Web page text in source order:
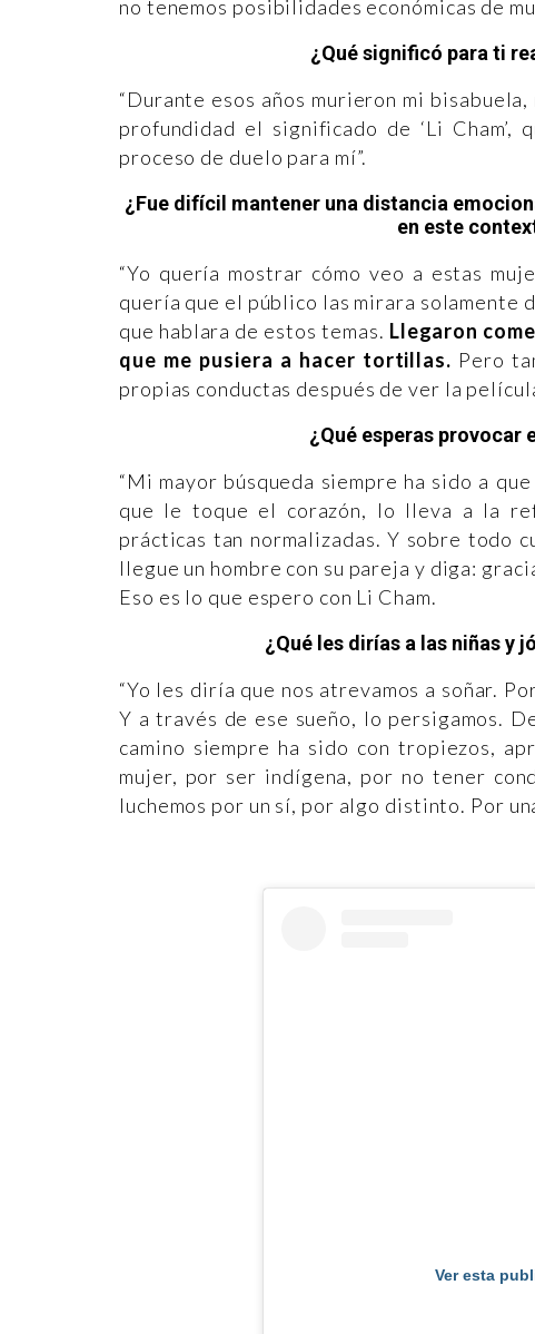
no tenemos posibilidades económicas de
¿Qué significó para ti
“Durante esos años murieron mi
profundidad el significado de ‘Li
proceso de duelo para mí”.
¿Fue difícil mantener una distancia
en este
“Yo quería mostrar cómo veo a estas
quería que el público las mirara solamente
que hablara de estos temas. Llegaron
que me pusiera a hacer tortillas. Pero
propias conductas después de ver la
¿Qué esperas provocar
“Mi mayor búsqueda siempre ha sido a
que le toque el corazón, lo lleva a la
prácticas tan normalizadas. Y sobre todo
llegue un hombre con su pareja y diga:
Eso es lo que espero con Li Cham.
¿Qué les dirías a las niñas y
“Yo les diría que nos atrevamos a soñar.
Y a través de ese sueño, lo persigamos.
camino siempre ha sido con tropiezos,
mujer, por ser indígena, por no tener
luchemos por un sí, por algo distinto. Por
Ver esta